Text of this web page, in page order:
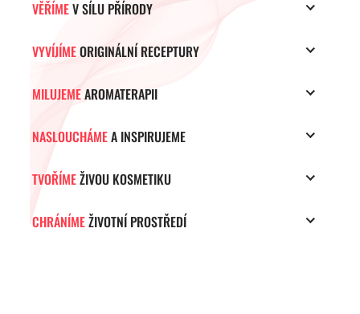
VĚŘÍMEV SÍLU PŘÍRODY
VYVÍJÍMEORIGINÁLNÍ RECEPTURY
MILUJEMEAROMATERAPII
NASLOUCHÁMEA INSPIRUJEME
TVOŘÍMEŽIVOU KOSMETIKU
CHRÁNÍMEŽIVOTNÍ PROSTŘEDÍ